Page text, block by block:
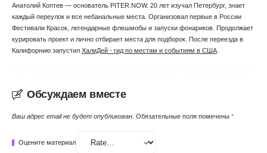
Анатолий Коптев — основатель PITER.NOW. 20 лет изучал Петербург, знает
каждый переулок и все небанальные места. Организовал первые в России
Фестивали Красок, легендарные флешмобы и запуски фонариков. Продолжает
курировать проект и лично отбирает места для подборок. После переезда в
Калифорнию запустил ХалиДей - гид по местам и событиям в США
Обсуждаем вместе
Ваш адрес email не будет опубликован. Обязательные поля помечены *
Оцените материал